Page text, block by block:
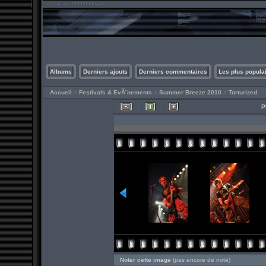
Albums Derniers ajouts Derniers commentaires Les plus
Accueil > Festivals & EvÃ¨nements > Summer Breeze 2010 > Torturized
Noter cette image (pas encore de note)